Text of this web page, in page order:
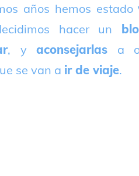
años hemos estado
hacer un
, y aconsejarlas a
se van a ir de viaje.